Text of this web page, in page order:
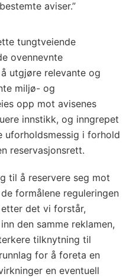
aviser.”
tungtveiende
ovennevnte
utgjøre relevante og
miljø- og
opp mot avisenes
innstikk, og inngrepet
i forhold
reservasjonsrett.
til å reservere seg mot
formålene reguleringen
det vi forstår,
den samme reklamen,
tilknytning til
for å foreta en
en eventuell